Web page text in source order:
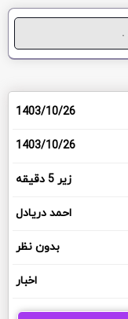
1403/10/26
1403/10/26
زیر 5 دقیقه
احمد دریادل
بدون نظر
اخبار